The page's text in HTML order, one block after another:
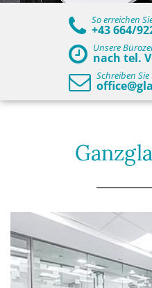
So erreichen
+43 664/
Unsere
nach tel.
Schreiben